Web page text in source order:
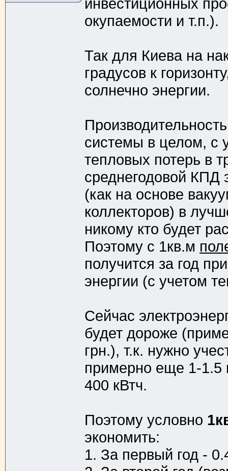
окупаемости и т.п.).
Так для Киева на
градусов к
солнечно энергии.
системы в целом, с
тепловых потерь в
среднегодовой
(как на основе
коллекторов) в
никому кто будет
Поэтому с 1кв.м
получится за год
энергии (с учетом
Сейчас
будет дороже
грн.), т.к. нужно
примерно еще 1-1.5
400 кВтч.
Поэтому условно
экономить:
1. За первый год -